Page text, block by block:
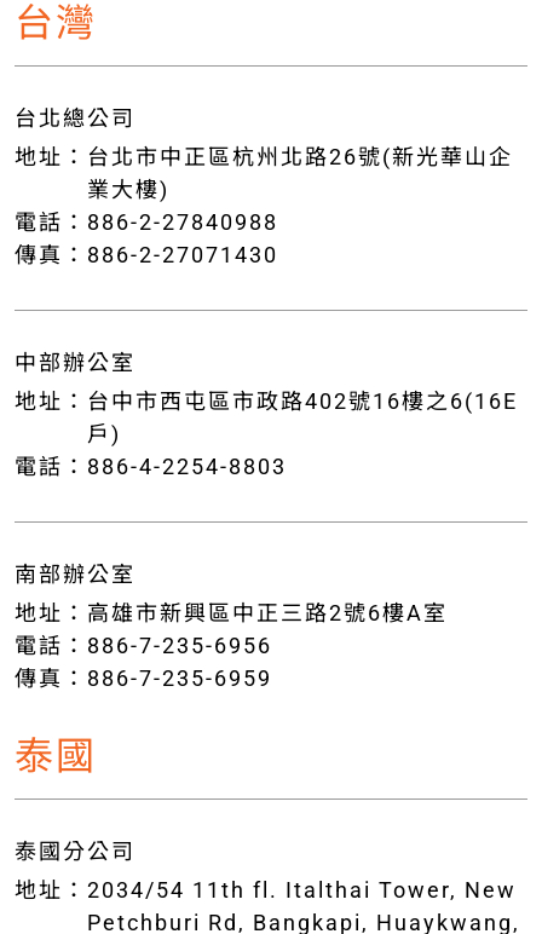
台灣
台北總公司
地址： 台北市中正區杭州北路26號(新光華山企
業大樓)
電話： 886-2-27840988
傳真： 886-2-27071430
中部辦公室
地址： 台中市西屯區市政路402號16樓之6(16E
戶)
電話： 886-4-2254-8803
南部辦公室
地址： 高雄市新興區中正三路2號6樓A室
電話： 886-7-235-6956
傳真： 886-7-235-6959
泰國
泰國分公司
地址： 2034/54 11th fl. Italthai Tower, New
Petchburi Rd, Bangkapi, Huaykwang,